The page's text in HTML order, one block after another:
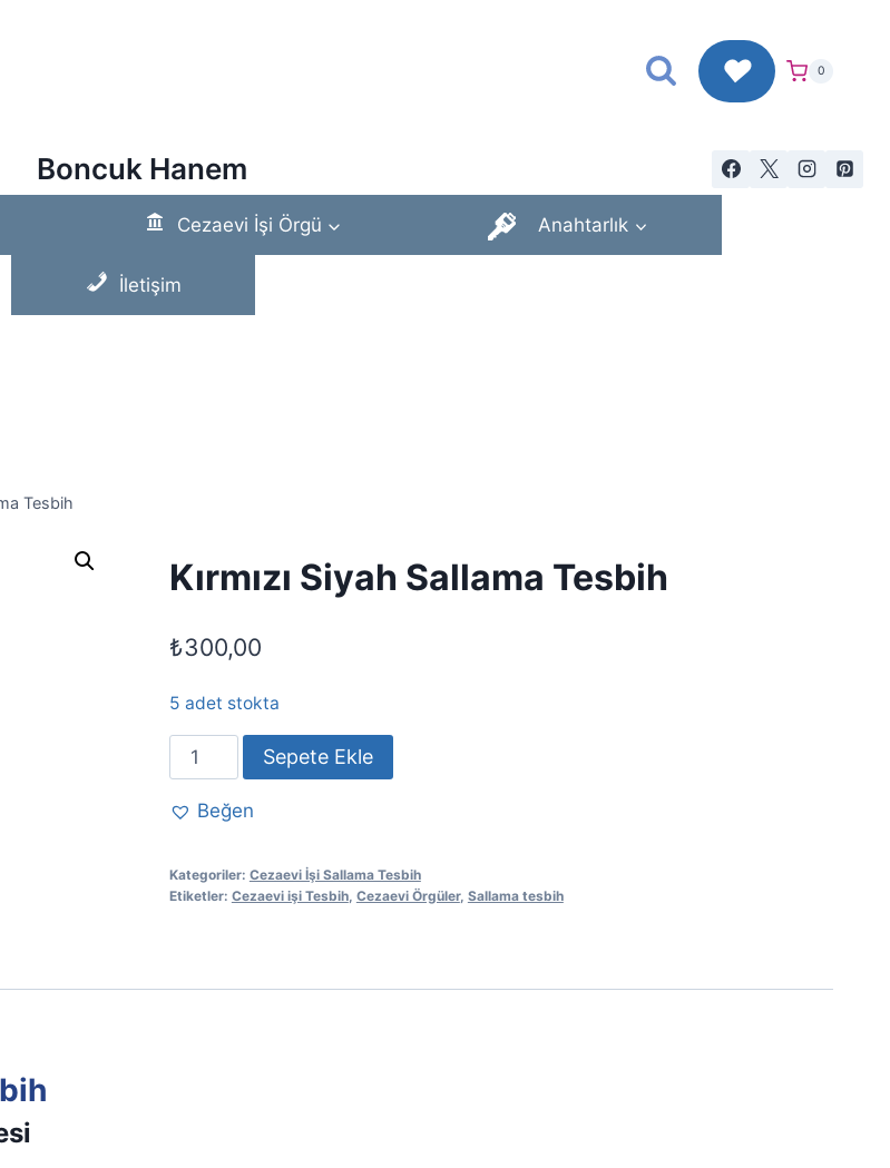
♥ 0
Boncuk Hanem
Cezaevi İşi Örgü Anahtarlık
İletişim
Tesbih
Kırmızı Siyah Sallama Tesbih
₺300,00
5 adet stokta
Kırmızı
Siyah
Sallama
adet
Sepete Ekle
Beğen
Kategoriler: Cezaevi İşi Sallama Tesbih
Etiketler: Cezaevi işi Tesbih, Cezaevi Örgüler, Sallama tesbih